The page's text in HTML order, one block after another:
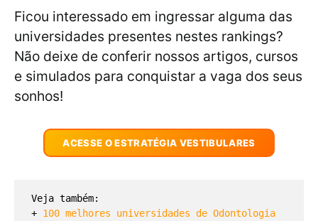
Ficou interessado em ingressar alguma das
universidades presentes nestes rankings?
Não deixe de conferir nossos artigos, cursos
e simulados para conquistar a vaga dos seus
sonhos!
ACESSE O ESTRATÉGIA VESTIBULARES
Veja também:
+ 100 melhores universidades de Odontologia